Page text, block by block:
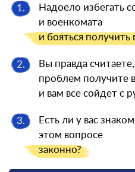
1.
Надоело избегать
и военкомата
и бояться получить
2.
Вы правда
проблем получите
и вам все сойдет с
3.
Есть ли у вас
этом вопросе
законно?